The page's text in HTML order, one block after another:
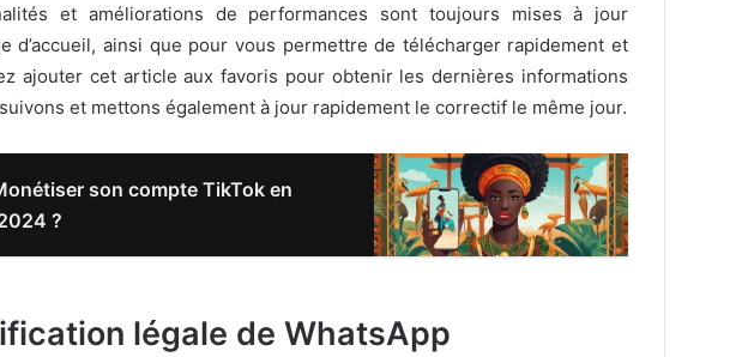
et améliorations de performances sont toujours mises à jour
d’accueil, ainsi que pour vous permettre de télécharger rapidement et
ajouter cet article aux favoris pour obtenir les dernières informations
et mettons également à jour rapidement le correctif le même jour.
son compte TikTok en
?
légale de WhatsApp